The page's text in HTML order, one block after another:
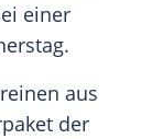
einer
aus
der